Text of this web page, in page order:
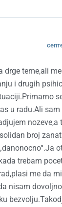
drge teme,ali
i drugih
u radu.Ali
nozeve,a
broj
trebam
me da
nisam